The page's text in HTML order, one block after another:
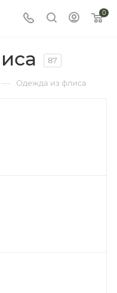
0
87
— Одежда из флиса